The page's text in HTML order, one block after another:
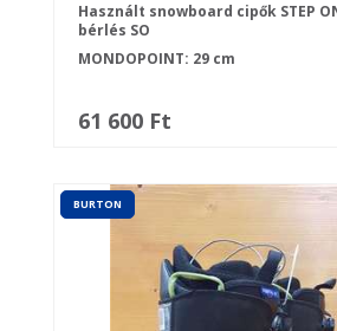
Használt snowboard cipők STEP
bérlés SO
MONDOPOINT: 29 cm
61 600 Ft
BURTON